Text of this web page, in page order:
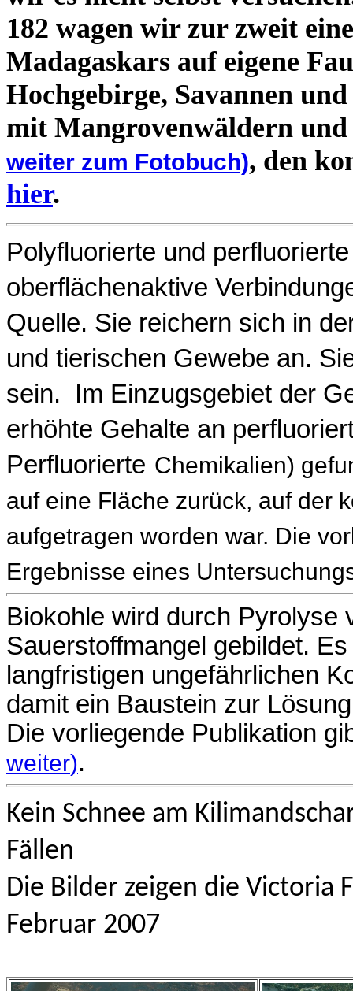
182 wagen wir zur zweit
Madagaskars auf eigene
Hochgebirge, Savannen
mit Mangrovenwäldern
weiter zum Fotobuch), den
hier.
Polyfluorierte und
oberflächenaktive
Quelle. Sie reichern sich in
und tierischen Gewebe an.
sein.
Im Einzugsgebiet der
erhöhte Gehalte an
Perfluorierte Chemikalien)
auf eine Fläche zurück, auf der
aufgetragen worden war. Die
Ergebnisse eines
Biokohle wird durch Pyrolyse
Sauer­stoff­mangel gebildet.
langfristigen ungefährlichen
damit ein Baustein zur
Die vorliegende Publikation
weiter).
Kein Schnee am
Fällen
Die Bilder zeigen die Victoria
Februar 2007